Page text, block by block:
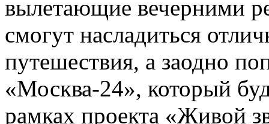
вылетающие вечерними
смогут насладиться
путешествия, а заодно
«Москва-24», который
рамках проекта «Живой